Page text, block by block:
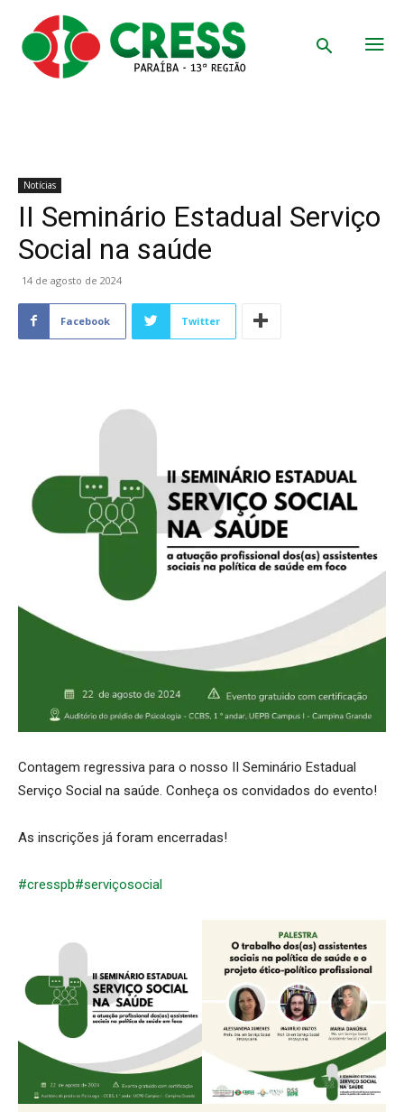
Notícias
II Seminário Estadual Serviço
Social na saúde
14 de agosto de 2024
Facebook Twitter
Contagem regressiva para o nosso II Seminário Estadual
Serviço Social na saúde. Conheça os convidados do evento!
As inscrições já foram encerradas!
#cresspb#serviçosocial